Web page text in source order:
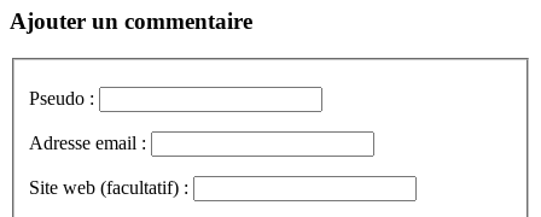
Ajouter un commentaire
Pseudo :
Adresse email :
Site web (facultatif) :